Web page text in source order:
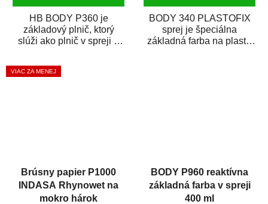
HB BODY P360 je
základový plnič, ktorý
slúži ako plnič v spreji a
zároveň. HB BODY...
BODY 340 PLASTOFIX
sprej je špeciálna
základná farba na plasty,
VIAC ZA MENEJ
Brúsny papier P1000
INDASA Rhynowet na
mokro hárok
BODY P960 reaktívna
základná farba v spreji
400 ml